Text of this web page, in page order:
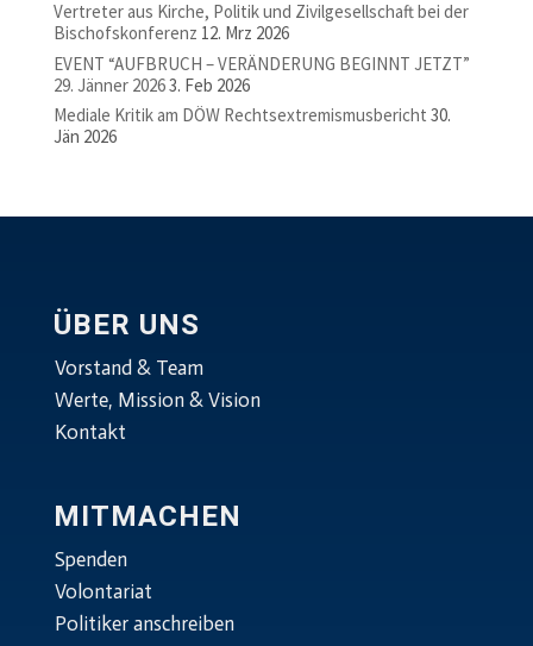
Vertreter aus Kirche, Politik und Zivilgesellschaft bei der
Bischofskonferenz 12. Mrz 2026
EVENT “AUFBRUCH – VERÄNDERUNG BEGINNT JETZT”
29. Jänner 20263. Feb 2026
Mediale Kritik am DÖW Rechtsextremismusbericht 30.
Jän 2026
ÜBER UNS
Vorstand & Team
Werte, Mission & Vision
Kontakt
MITMACHEN
Spenden
Volontariat
Politiker anschreiben